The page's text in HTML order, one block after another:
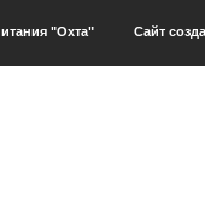
питания "Охта" Сайт